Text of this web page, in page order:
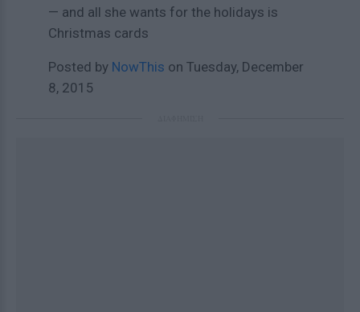
— and all she wants for the holidays is
Christmas cards
Posted by NowThis on Tuesday, December
8, 2015